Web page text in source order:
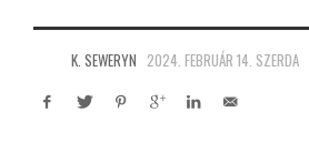
K. SEWERYN 2024. FEBRUÁR 14. SZERDA